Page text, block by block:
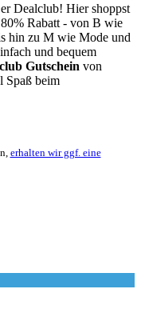
Dealclub! Hier shoppst
Rabatt - von B wie
hin zu M wie Mode und
und bequem
Gutschein von
Spaß beim
erhalten wir ggf. eine